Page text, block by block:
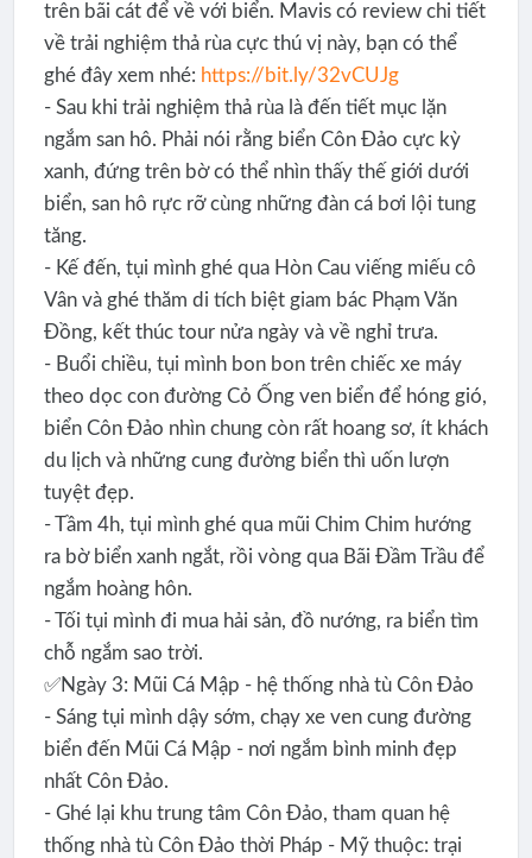
trên bãi cát để về với biển. Mavis có review chi tiết
về trải nghiệm thả rùa cực thú vị này, bạn có thể
ghé đây xem nhé: https://bit.ly/32vCUJg
- Sau khi trải nghiệm thả rùa là đến tiết mục lặn
ngắm san hô. Phải nói rằng biển Côn Đảo cực kỳ
xanh, đứng trên bờ có thể nhìn thấy thế giới dưới
biển, san hô rực rỡ cùng những đàn cá bơi lội tung
tăng.
- Kế đến, tụi mình ghé qua Hòn Cau viếng miếu cô
Vân và ghé thăm di tích biệt giam bác Phạm Văn
Đồng, kết thúc tour nửa ngày và về nghỉ trưa.
- Buổi chiều, tụi mình bon bon trên chiếc xe máy
theo dọc con đường Cỏ Ống ven biển để hóng gió,
biển Côn Đảo nhìn chung còn rất hoang sơ, ít khách
du lịch và những cung đường biển thì uốn lượn
tuyệt đẹp.
- Tầm 4h, tụi mình ghé qua mũi Chim Chim hướng
ra bờ biển xanh ngắt, rồi vòng qua Bãi Đầm Trầu để
ngắm hoàng hôn.
- Tối tụi mình đi mua hải sản, đồ nướng, ra biển tìm
chỗ ngắm sao trời.
✅Ngày 3: Mũi Cá Mập - hệ thống nhà tù Côn Đảo
- Sáng tụi mình dậy sớm, chạy xe ven cung đường
biển đến Mũi Cá Mập - nơi ngắm bình minh đẹp
nhất Côn Đảo.
- Ghé lại khu trung tâm Côn Đảo, tham quan hệ
thống nhà tù Côn Đảo thời Pháp - Mỹ thuộc: trại